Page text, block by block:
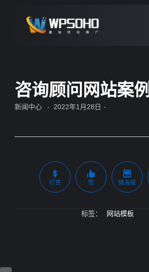
咨询顾问网站案例
新闻中心 - 2022年1月28日 -
打赏 赞 微海报
标签： 网站模板